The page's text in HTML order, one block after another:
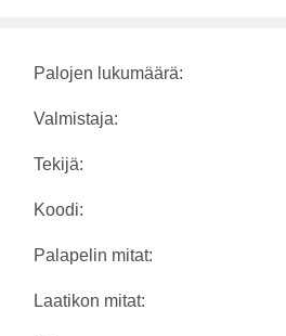
Palojen lukumäärä:
Valmistaja:
Tekijä:
Koodi:
Palapelin mitat:
Laatikon mitat: